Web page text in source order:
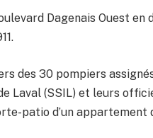
Dagenais Ouest en
des 30 pompiers
Laval (SSIL) et leurs
patio d’un appartement